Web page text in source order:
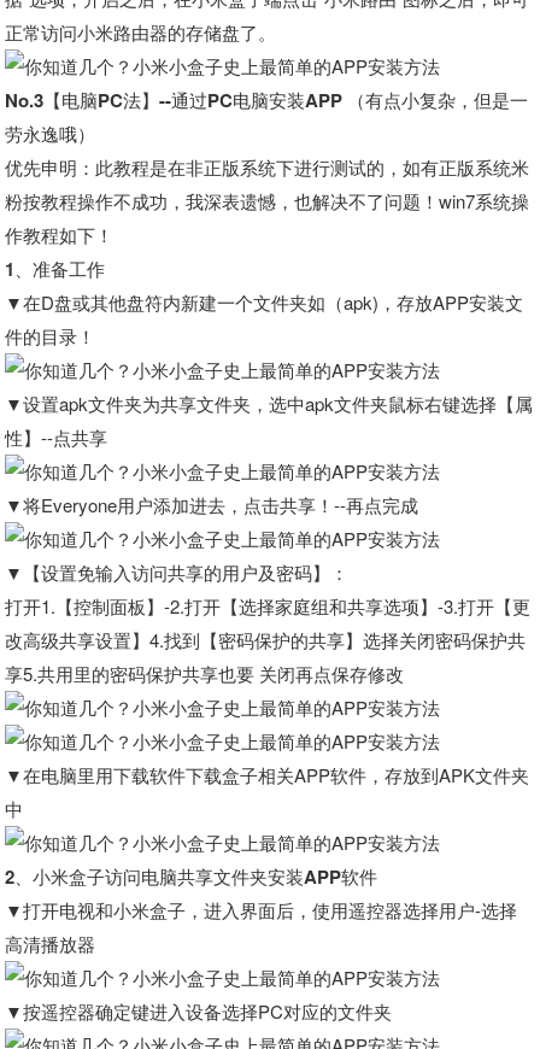
正常访问小米路由器的存储盘了。
No.3【电脑PC法】--通过PC电脑安装APP （有点小复杂，但是一
劳永逸哦）
优先申明：此教程是在非正版系统下进行测试的，如有正版系统米
粉按教程操作不成功，我深表遗憾，也解决不了问题！win7系统操
作教程如下！
1、准备工作
▼在D盘或其他盘符内新建一个文件夹如（apk)，存放APP安装文
件的目录！
▼设置apk文件夹为共享文件夹，选中apk文件夹鼠标右键选择【属
性】--点共享
▼将Everyone用户添加进去，点击共享！--再点完成
▼【设置免输入访问共享的用户及密码】：
打开1.【控制面板】-2.打开【选择家庭组和共享选项】-3.打开【更
改高级共享设置】4.找到【密码保护的共享】选择关闭密码保护共
享5.共用里的密码保护共享也要 关闭再点保存修改
▼在电脑里用下载软件下载盒子相关APP软件，存放到APK文件夹
中
2、小米盒子访问电脑共享文件夹安装APP软件
▼打开电视和小米盒子，进入界面后，使用遥控器选择用户-选择
高清播放器
▼按遥控器确定键进入设备选择PC对应的文件夹